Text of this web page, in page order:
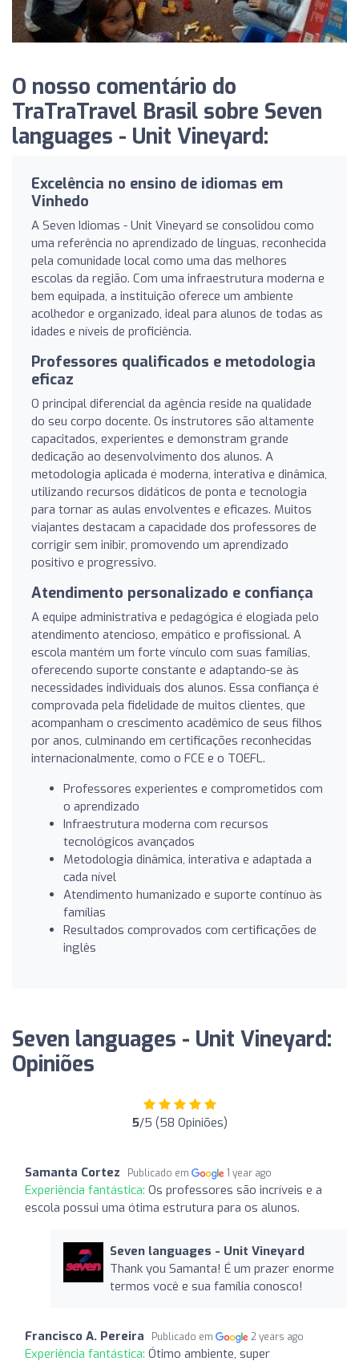
O nosso comentário do
TraTraTravel Brasil sobre Seven
languages ​​- Unit Vineyard:
Excelência no ensino de idiomas em
Vinhedo
A Seven Idiomas - Unit Vineyard se consolidou como
uma referência no aprendizado de línguas, reconhecida
pela comunidade local como uma das melhores
escolas da região. Com uma infraestrutura moderna e
bem equipada, a instituição oferece um ambiente
acolhedor e organizado, ideal para alunos de todas as
idades e níveis de proficiência.
Professores qualificados e metodologia
eficaz
O principal diferencial da agência reside na qualidade
do seu corpo docente. Os instrutores são altamente
capacitados, experientes e demonstram grande
dedicação ao desenvolvimento dos alunos. A
metodologia aplicada é moderna, interativa e dinâmica,
utilizando recursos didáticos de ponta e tecnologia
para tornar as aulas envolventes e eficazes. Muitos
viajantes destacam a capacidade dos professores de
corrigir sem inibir, promovendo um aprendizado
positivo e progressivo.
Atendimento personalizado e confiança
A equipe administrativa e pedagógica é elogiada pelo
atendimento atencioso, empático e profissional. A
escola mantém um forte vínculo com suas famílias,
oferecendo suporte constante e adaptando-se às
necessidades individuais dos alunos. Essa confiança é
comprovada pela fidelidade de muitos clientes, que
acompanham o crescimento acadêmico de seus filhos
por anos, culminando em certificações reconhecidas
internacionalmente, como o FCE e o TOEFL.
Professores experientes e comprometidos com
o aprendizado
Infraestrutura moderna com recursos
tecnológicos avançados
Metodologia dinâmica, interativa e adaptada a
cada nível
Atendimento humanizado e suporte contínuo às
famílias
Resultados comprovados com certificações de
inglês
Seven languages ​​- Unit Vineyard:
Opiniões
5/5 (58 Opiniões)
Samanta Cortez Publicado em 1 year ago
Experiência fantástica: Os professores são incríveis e a
escola possui uma ótima estrutura para os alunos.
Seven languages ​​- Unit Vineyard
Thank you Samanta! É um prazer enorme
termos você e sua família conosco!
Francisco A. Pereira Publicado em 2 years ago
Experiência fantástica: Ótimo ambiente, super